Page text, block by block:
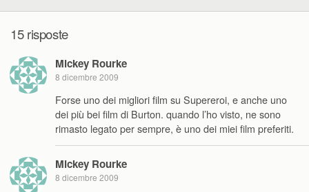
15 risposte
Mickey Rourke
8 dicembre 2009
Forse uno dei migliori film su Supereroi, e anche uno
dei più bei film di Burton. quando l’ho visto, ne sono
rimasto legato per sempre, è uno dei miei film preferiti.
Mickey Rourke
8 dicembre 2009